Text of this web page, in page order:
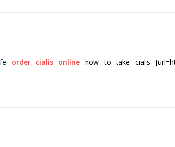
order cialis onlinehow to take cialis